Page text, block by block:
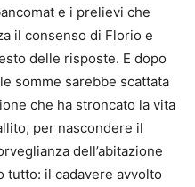
e i prelievi che
il consenso di Florio e
delle risposte. E dopo
somme sarebbe scattata
che ha stroncato la vita
per nascondere il
dell’abitazione
tutto: il cadavere avvolto